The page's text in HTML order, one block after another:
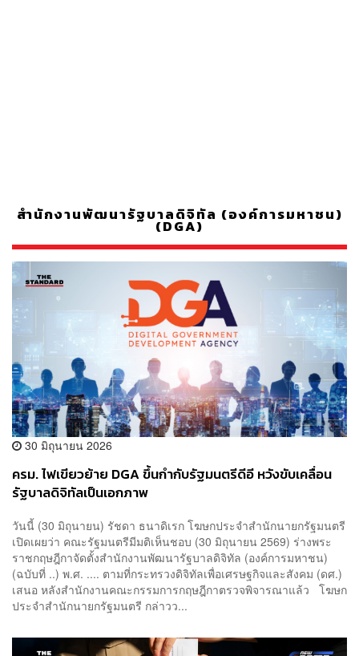
สำนักงานพัฒนารัฐบาลดิจิทัล (องค์การมหาชน)
(DGA)
30 มิถุนายน 2026
ครม. ไฟเขียวย้าย DGA ขึ้นกำกับรัฐมนตรีดีอี หวังขับเคลื่อน
รัฐบาลดิจิทัลเป็นเอกภาพ
วันนี้ (30 มิถุนายน) รัชดา ธนาดิเรก โฆษกประจำสำนักนายกรัฐมนตรี
เปิดเผยว่า คณะรัฐมนตรีมีมติเห็นชอบ (30 มิถุนายน 2569) ร่างพระ
ราชกฤษฎีกาจัดตั้งสำนักงานพัฒนารัฐบาลดิจิทัล (องค์การมหาชน)
(ฉบับที่ ..) พ.ศ. .... ตามที่กระทรวงดิจิทัลเพื่อเศรษฐกิจและสังคม (ดศ.)
เสนอ หลังสำนักงานคณะกรรมการกฤษฎีกาตรวจพิจารณาแล้ว โฆษก
ประจำสำนักนายกรัฐมนตรี กล่าวว...